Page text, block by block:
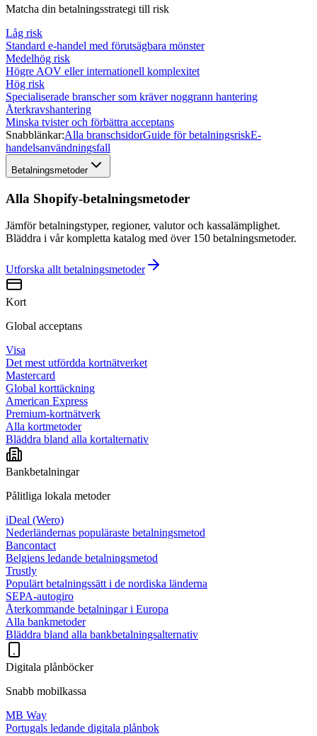
Matcha din betalningsstrategi till risk
Låg risk
Standard e-handel med förutsägbara mönster
Medelhög risk
Högre AOV eller internationell komplexitet
Hög risk
Specialiserade branscher som kräver noggrann hantering
Återkravshantering
Minska tvister och förbättra acceptans
Snabblänkar:Alla branschsidorGuide för betalningsriskE-
handelsanvändningsfall
Betalningsmetoder
Alla Shopify-betalningsmetoder
Jämför betalningstyper, regioner, valutor och kassalämplighet.
Bläddra i vår kompletta katalog med över 150 betalningsmetoder.
Utforska allt betalningsmetoder
Kort
Global acceptans
Visa
Det mest utfördda kortnätverket
Mastercard
Global korttäckning
American Express
Premium-kortnätverk
Alla kortmetoder
Bläddra bland alla kortalternativ
Bankbetalningar
Pålitliga lokala metoder
iDeal (Wero)
Nederländernas populäraste betalningsmetod
Bancontact
Belgiens ledande betalningsmetod
Trustly
Populärt betalningssätt i de nordiska länderna
SEPA-autogiro
Återkommande betalningar i Europa
Alla bankmetoder
Bläddra bland alla bankbetalningsalternativ
Digitala plånböcker
Snabb mobilkassa
MB Way
Portugals ledande digitala plånbok